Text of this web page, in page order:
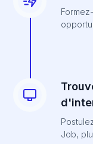
Job,